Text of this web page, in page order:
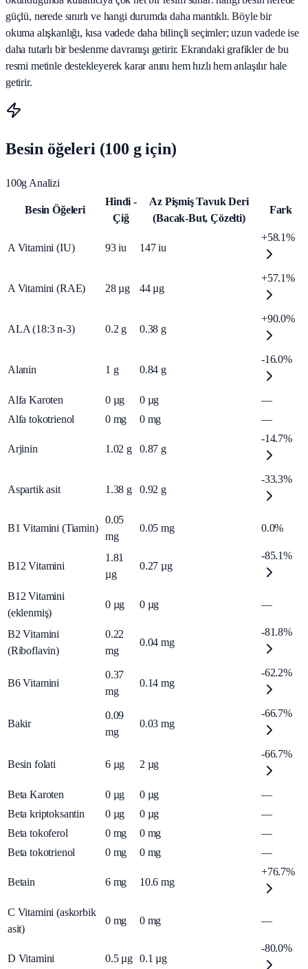
güçlü, nerede sınırlı ve hangi durumda daha mantıklı. Böyle bir
okuma alışkanlığı, kısa vadede daha bilinçli seçimler; uzun vadede ise
daha tutarlı bir beslenme davranışı getirir. Ekrandaki grafikler de bu
resmi metinle destekleyerek karar anını hem hızlı hem anlaşılır hale
getirir.
Besin öğeleri (100 g için)
100g Analizi
Besin Öğeleri
Hindi -
Çiğ
Az Pişmiş Tavuk Deri
(Bacak‑But, Çözelti)
Fark
A Vitamini (IU) 93 iu 147 iu
+58.1%
A Vitamini (RAE) 28 µg 44 µg
+57.1%
ALA (18:3 n-3) 0.2 g 0.38 g
+90.0%
Alanin 1 g 0.84 g
-16.0%
Alfa Karoten 0 µg 0 µg
—
Alfa tokotrienol
0 mg 0 mg —
Arjinin 1.02 g 0.87 g
-14.7%
Aspartik asit 1.38 g 0.92 g
-33.3%
B1 Vitamini (Tiamin)
0.05
mg
0.05 mg 0.0%
B12 Vitamini
1.81
µg
0.27 µg
-85.1%
B12 Vitamini
(eklenmiş)
0 µg 0 µg —
B2 Vitamini
(Riboflavin)
0.22
mg
0.04 mg
-81.8%
B6 Vitamini
0.37
mg
0.14 mg
-62.2%
Bakir
0.09
mg
0.03 mg
-66.7%
Besin folati 6 µg 2 µg
-66.7%
Beta Karoten 0 µg 0 µg
—
Beta kriptoksantin
0 µg 0 µg
—
Beta tokoferol
0 mg 0 mg
—
Beta tokotrienol
0 mg 0 mg —
Betain 6 mg 10.6 mg
+76.7%
C Vitamini (askorbik
asit)
0 mg 0 mg —
D Vitamini 0.5 µg 0.1 µg
-80.0%